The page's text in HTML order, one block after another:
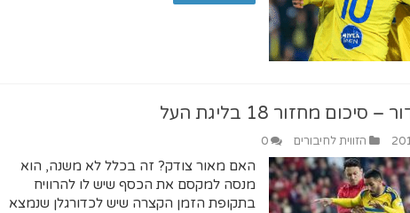
מחזור 18 בליגת העל
הזווית לחיבורים 0
האם מאור צודק? זה בכלל לא משנה, הוא
מנסה למקסם את הכסף שיש לו להרוויח
בתקופת הזמן הקצרה שיש לכדורגלן שנמצא